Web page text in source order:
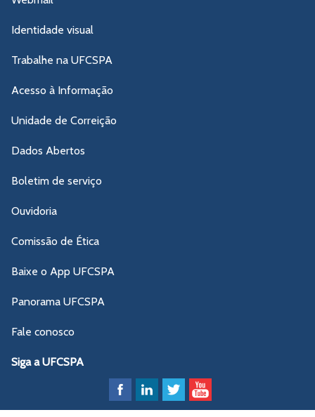
Identidade visual
Trabalhe na UFCSPA
Acesso à Informação
Unidade de Correição
Dados Abertos
Boletim de serviço
Ouvidoria
Comissão de Ética
Baixe o App UFCSPA
Panorama UFCSPA
Fale conosco
Siga a UFCSPA